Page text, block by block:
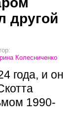
другой
Колесниченко
года, и он
1990-